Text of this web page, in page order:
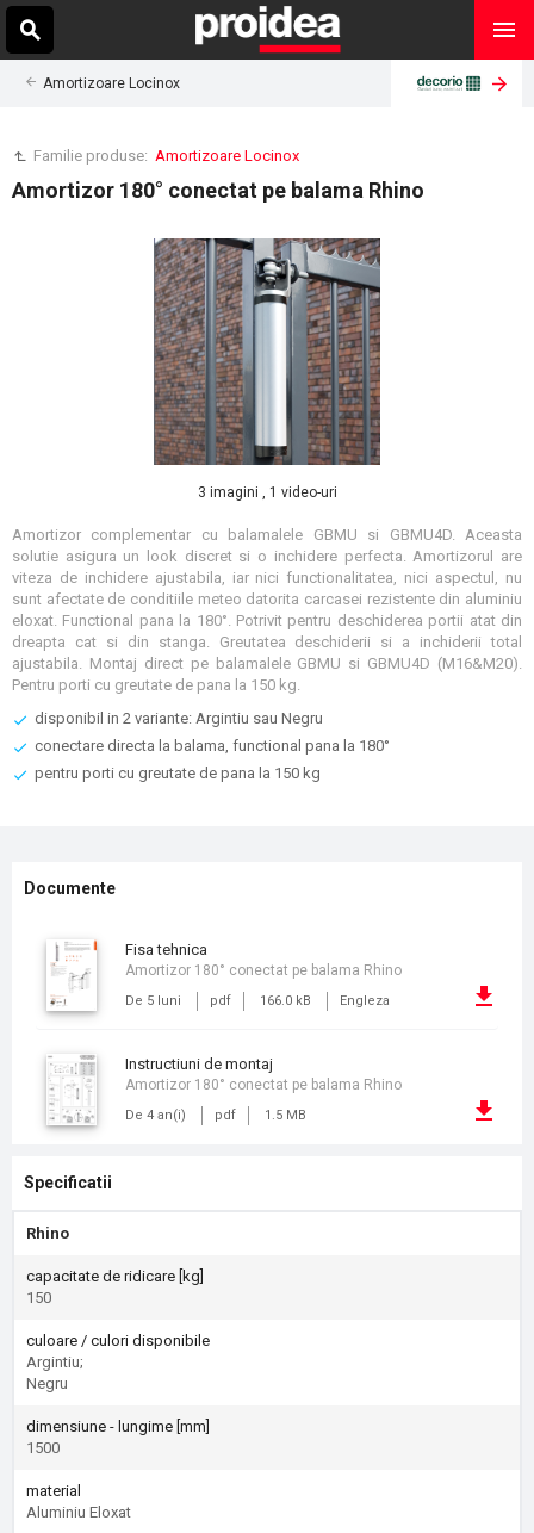
Amortizoare Locinox
Familie produse: Amortizoare Locinox
Amortizor 180° conectat pe balama Rhino
3 imagini , 1 video-uri
Amortizor complementar cu balamalele GBMU si GBMU4D. Aceasta
solutie asigura un look discret si o inchidere perfecta. Amortizorul are
viteza de inchidere ajustabila, iar nici functionalitatea, nici aspectul, nu
sunt afectate de conditiile meteo datorita carcasei rezistente din aluminiu
eloxat. Functional pana la 180°. Potrivit pentru deschiderea portii atat din
dreapta cat si din stanga. Greutatea deschiderii si a inchiderii total
ajustabila. Montaj direct pe balamalele GBMU si GBMU4D (M16&M20).
Pentru porti cu greutate de pana la 150 kg.
disponibil in 2 variante: Argintiu sau Negru
conectare directa la balama, functional pana la 180°
pentru porti cu greutate de pana la 150 kg
Documente
fisa tehnica
De 5 luni pdf 166.0 kB Engleza
Amortizor 180° conectat pe balama Rhino
instructiuni de montaj
De 4 an(i) pdf 1.5 MB
Amortizor 180° conectat pe balama Rhino
Specificatii
Rhino
capacitate de ridicare [kg]
150
culoare / culori disponibile
Argintiu;
Negru
dimensiune - lungime [mm]
1500
material
Aluminiu Eloxat